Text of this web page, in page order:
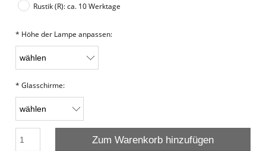
Rustik (R): ca. 10 Werktage
* Höhe der Lampe anpassen:
* Glasschirme:
Zum Warenkorb hinzufügen